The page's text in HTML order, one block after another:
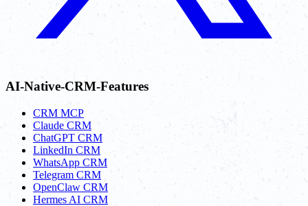
AI-Native-CRM-Features
CRM MCP
Claude CRM
ChatGPT CRM
LinkedIn CRM
WhatsApp CRM
Telegram CRM
OpenClaw CRM
Hermes AI CRM